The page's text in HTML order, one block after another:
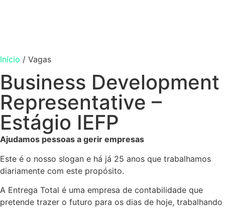
Início / Vagas
Business Development
Representative –
Estágio IEFP
Ajudamos pessoas a gerir empresas
Este é o nosso slogan e há já 25 anos que trabalhamos
diariamente com este propósito.
A Entrega Total é uma empresa de contabilidade que
pretende trazer o futuro para os dias de hoje, trabalhando